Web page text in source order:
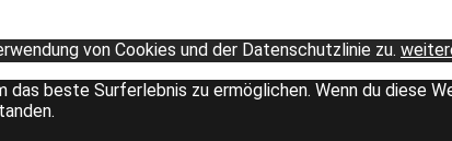
von Cookies und der Datenschutzlinie zu.
beste Surferlebnis zu ermöglichen. Wenn du diese